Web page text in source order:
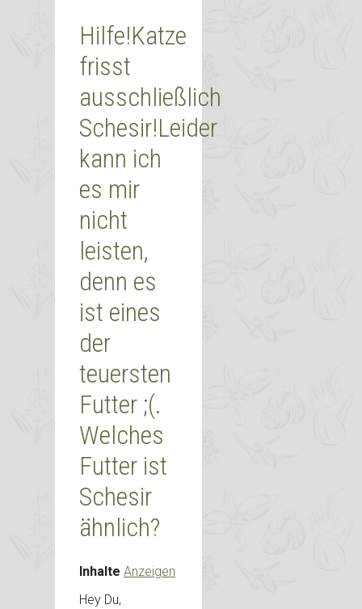
Hilfe!Katze
frisst
ausschließlich
Schesir!Leider
kann ich
es mir
nicht
leisten,
denn es
ist eines
der
teuersten
Futter ;(.
Welches
Futter ist
Schesir
ähnlich?
Inhalte Anzeigen
Hey Du,